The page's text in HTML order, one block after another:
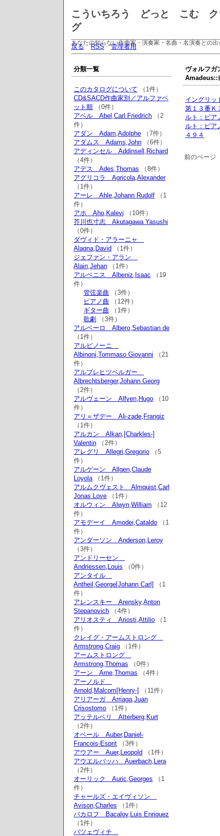
こういちろう どっと こむ ク
グ
あなたの知らない作曲家・演奏家・名曲・名演奏との出
戻る RSS 管理者用
ヴォルフ
Amadeus::
イングリッ
第１３番Ｋ
ルト：ピア
ルト：ピア
４９４
前のページ
分類一覧
このカタログについて （1件）
CD&SACD作曲家別／アルファベ
ット順 （0件）
アベル Abel,Carl Friedrich （2
件）
アダン Adam,Adolphe （7件）
アダムス Adams,John （6件）
アディンセル Addinsell,Richard
（4件）
アデス Ades,Thomas （8件）
アグリコラ Agricola,Alexander
（1件）
アーレ Ahle,Johann Rudolf （1
件）
アホ Aho,Kalevi （10件）
芥川也寸志 Akutagawa Yasushi
（0件）
ダヴィド・アラーニャ
Alagna,David （1件）
ジェファン・アラン
Alain,Jehan （1件）
アルベニス Albeniz,Isaac （19
件）
管弦楽曲 （3件）
ピアノ曲 （12件）
ギター曲 （1件）
歌劇
（3件）
アルベーロ Albero,Sebastian de
（1件）
アルビノーニ
Albinoni,Tommaso Giovanni （21
件）
アルブレヒツベルガー
Albrechtsberger,Johann Georg
（2件）
アルヴェーン Alfven,Hugo （10
件）
アリ＝ザデー Ali-zade,Frangiz
（1件）
アルカン Alkan,[Charkles-]
Valentin （2件）
アレグリ Allegri,Gregorio （5
件）
アルゲーン Allgen,Claude
Loyola（1件）
アルムクヴェスト Almquist,Carl
Jonas Love （1件）
オルウィン Alwyn,William （12
件）
アモデーイ Amodei,Cataldo （1
件）
アンダーソン Anderson,Leroy
（3件）
アンドリーセン
Andriessen,Louis （0件）
アンタイル
Antheil,George[Johann Carl]
（1
件）
アレンスキー Arensky,Anton
Stepanovich （4件）
アリオスティ Ariosti,Attilio （1
件）
クレイグ・アームストロング
Armstrong,Craig （1件）
アームストロング
Armstrong,Thomas （0件）
アーン Arne,Thomas （4件）
アーノルド
Arnold,Malcom[Henry-]
（11件）
アリアーガ Arriaga,Juan
Crisostomo （1件）
アッテルベリ Atterberg,Kurt
（2件）
オベール Auber,Daniel-
Francois-Esprit （3件）
アウアー Auer,Leopold （1件）
アウエルバッハ Auerbach,Lera
（2件）
オーリック Auric,Georges （1
件）
チャールズ・エイヴィソン
Avison,Charles （1件）
バカロフ Bacalov,Luis Enriquez
（1件）
バツェヴィチ